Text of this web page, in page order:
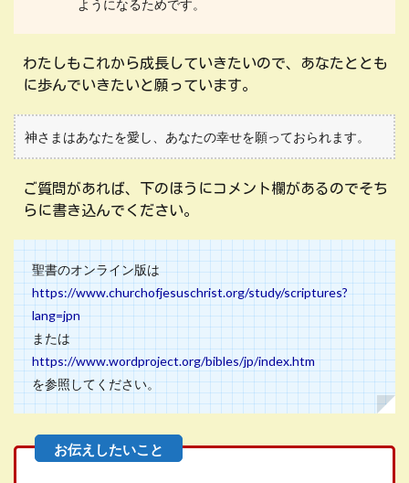
ようになるためです。
わたしもこれから成長していきたいので、あなたととも
に歩んでいきたいと願っています。
神さまはあなたを愛し、あなたの幸せを願っておられます。
ご質問があれば、下のほうにコメント欄があるのでそち
らに書き込んでください。
聖書のオンライン版は
https://www.churchofjesuschrist.org/study/scriptures?
lang=jpn
または
https://www.wordproject.org/bibles/jp/index.htm
を参照してください。